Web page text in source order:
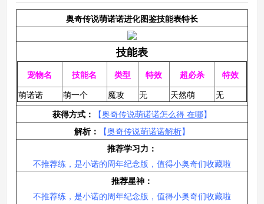
奥奇传说萌诺诺进化图鉴技能表特长
技能表
宠物名 技能名 类型 特效 超必杀
特效
萌诺诺
萌一个 魔攻 无 天然萌
无
获得方式：
【奥奇传说萌诺诺怎么得 在哪】
解析：
【奥奇传说萌诺诺解析】
推荐学习力：
不推荐练，是小诺的周年纪念版，值得小奥奇们收藏啦
推荐星神：
不推荐练，是小诺的周年纪念版，值得小奥奇们收藏啦